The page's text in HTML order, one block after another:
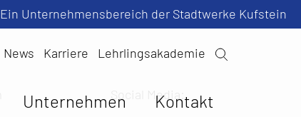
Ein Unternehmensbereich der Stadtwerke Kufstein
News Karriere Lehrlingsakademie
Unternehmen Kontakt
Social Media: